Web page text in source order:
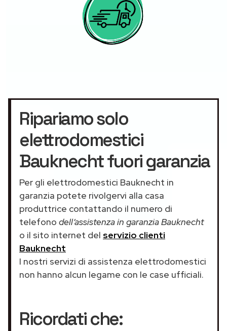
Ripariamo solo
elettrodomestici
Bauknecht fuori garanzia
Per gli elettrodomestici Bauknecht in
garanzia potete rivolgervi alla casa
produttrice contattando il numero di
telefono dell’assistenza in garanzia Bauknecht
o il sito internet del servizio clienti
Bauknecht
I nostri servizi di assistenza elettrodomestici
non hanno alcun legame con le case ufficiali.
Ricordati che: